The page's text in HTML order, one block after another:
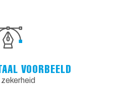
VOORBEELD